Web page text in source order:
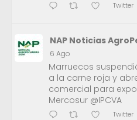
Twitter
NAP Noticias
6 Ago
Marruecos
a la carne roja y
comercial para
Mercosur @IPCVA
Twitter